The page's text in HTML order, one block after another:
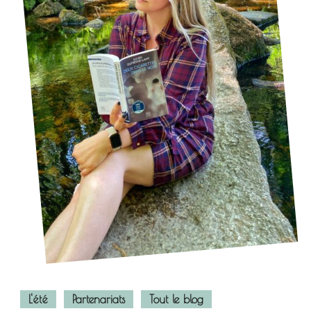
L'été Partenariats Tout le blog